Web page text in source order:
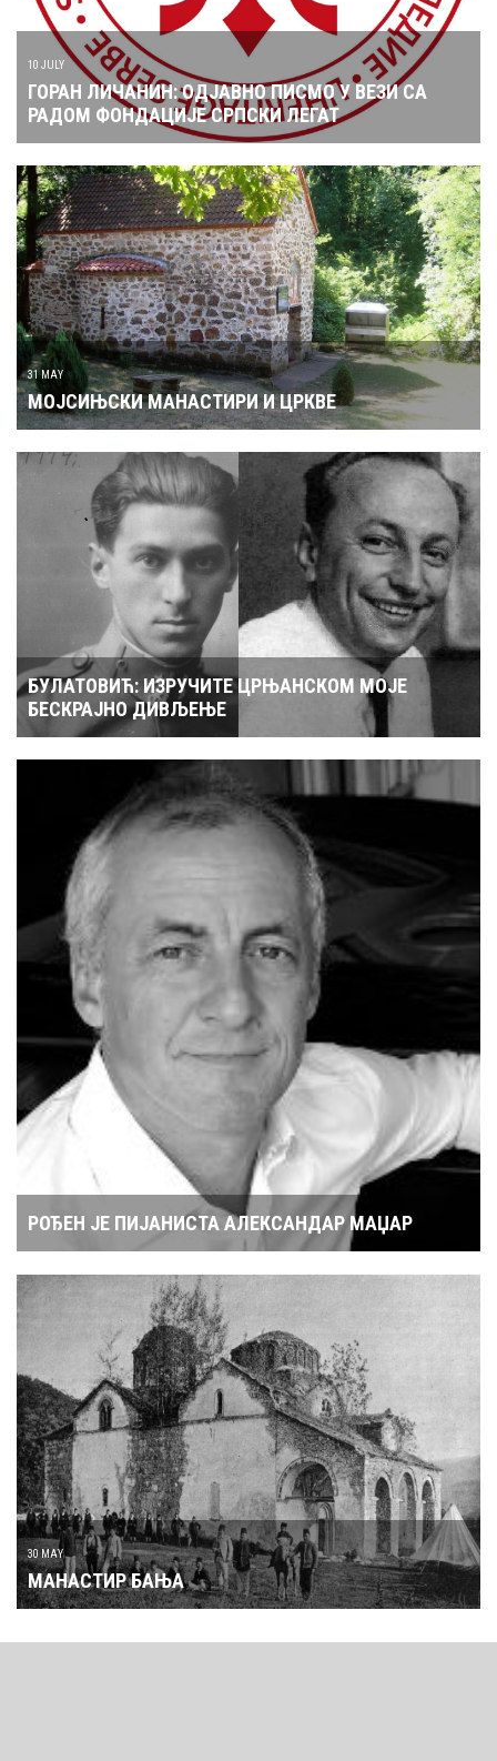
ГОРАН ЛИЧАНИН: ОДЈАВНО ПИСМО У ВЕЗИ СА
РАДОМ ФОНДАЦИЈЕ СРПСКИ ЛЕГАТ
31 MAY
МОЈСИЊСКИ МАНАСТИРИ И ЦРКВЕ
БУЛАТОВИЋ: ИЗРУЧИТЕ ЦРЊАНСКОМ МОЈЕ
БЕСКРАЈНО ДИВЉЕЊЕ
РОЂЕН ЈЕ ПИЈАНИСТА АЛЕКСАНДАР МАЏАР
30 MAY
МАНАСТИР БАЊА